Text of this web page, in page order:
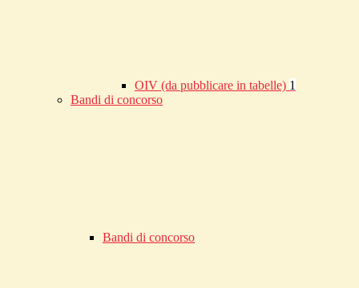
OIV (da pubblicare in tabelle) 1
Bandi di concorso
Bandi di concorso